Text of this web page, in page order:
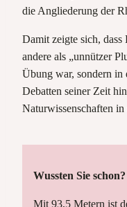
die Angliederung der
Damit zeigte sich,
andere als „unnützer
Übung war, sondern
Debatten seiner Zeit
Naturwissenschaften
Wussten Sie schon?
Mit 93,5 Metern ist